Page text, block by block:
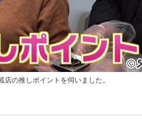
の推しポイントを伺いました。